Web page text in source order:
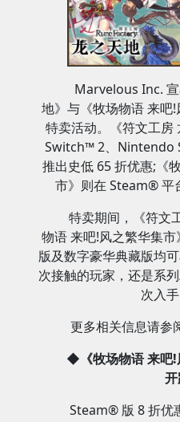
Marvelous Inc.
地》与《牧场物语 来吧
特卖活动。《符文工
Switch™ 2、Nintendo
推出史低 65 折优惠;《
市》则在 Steam® 平
特卖期间，《符文
物语 来吧!风之繁华集
版及数字豪华典藏版均
次接触的玩家，还是系
次入手
更多相关信息请参
◆《牧场物语 来吧!
Steam® 版 8 折优